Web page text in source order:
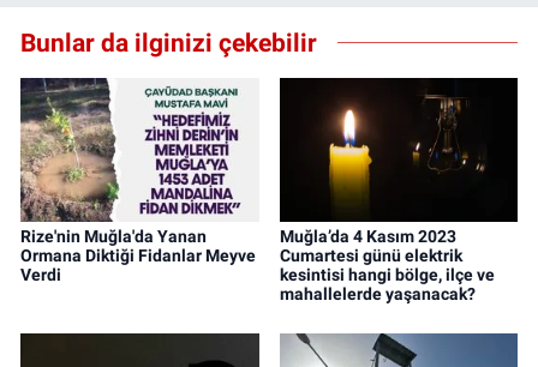
Bunlar da ilginizi çekebilir
Rize'nin Muğla'da Yanan
Ormana Diktiği Fidanlar Meyve
Verdi
Muğla’da 4 Kasım 2023
Cumartesi günü elektrik
kesintisi hangi bölge, ilçe ve
mahallelerde yaşanacak?